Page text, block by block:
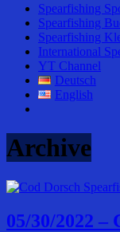
Spearfishing
Spearfishing
Spearfishing
International
YT Channel
Deutsch
English
Archive
05/30/2022 –